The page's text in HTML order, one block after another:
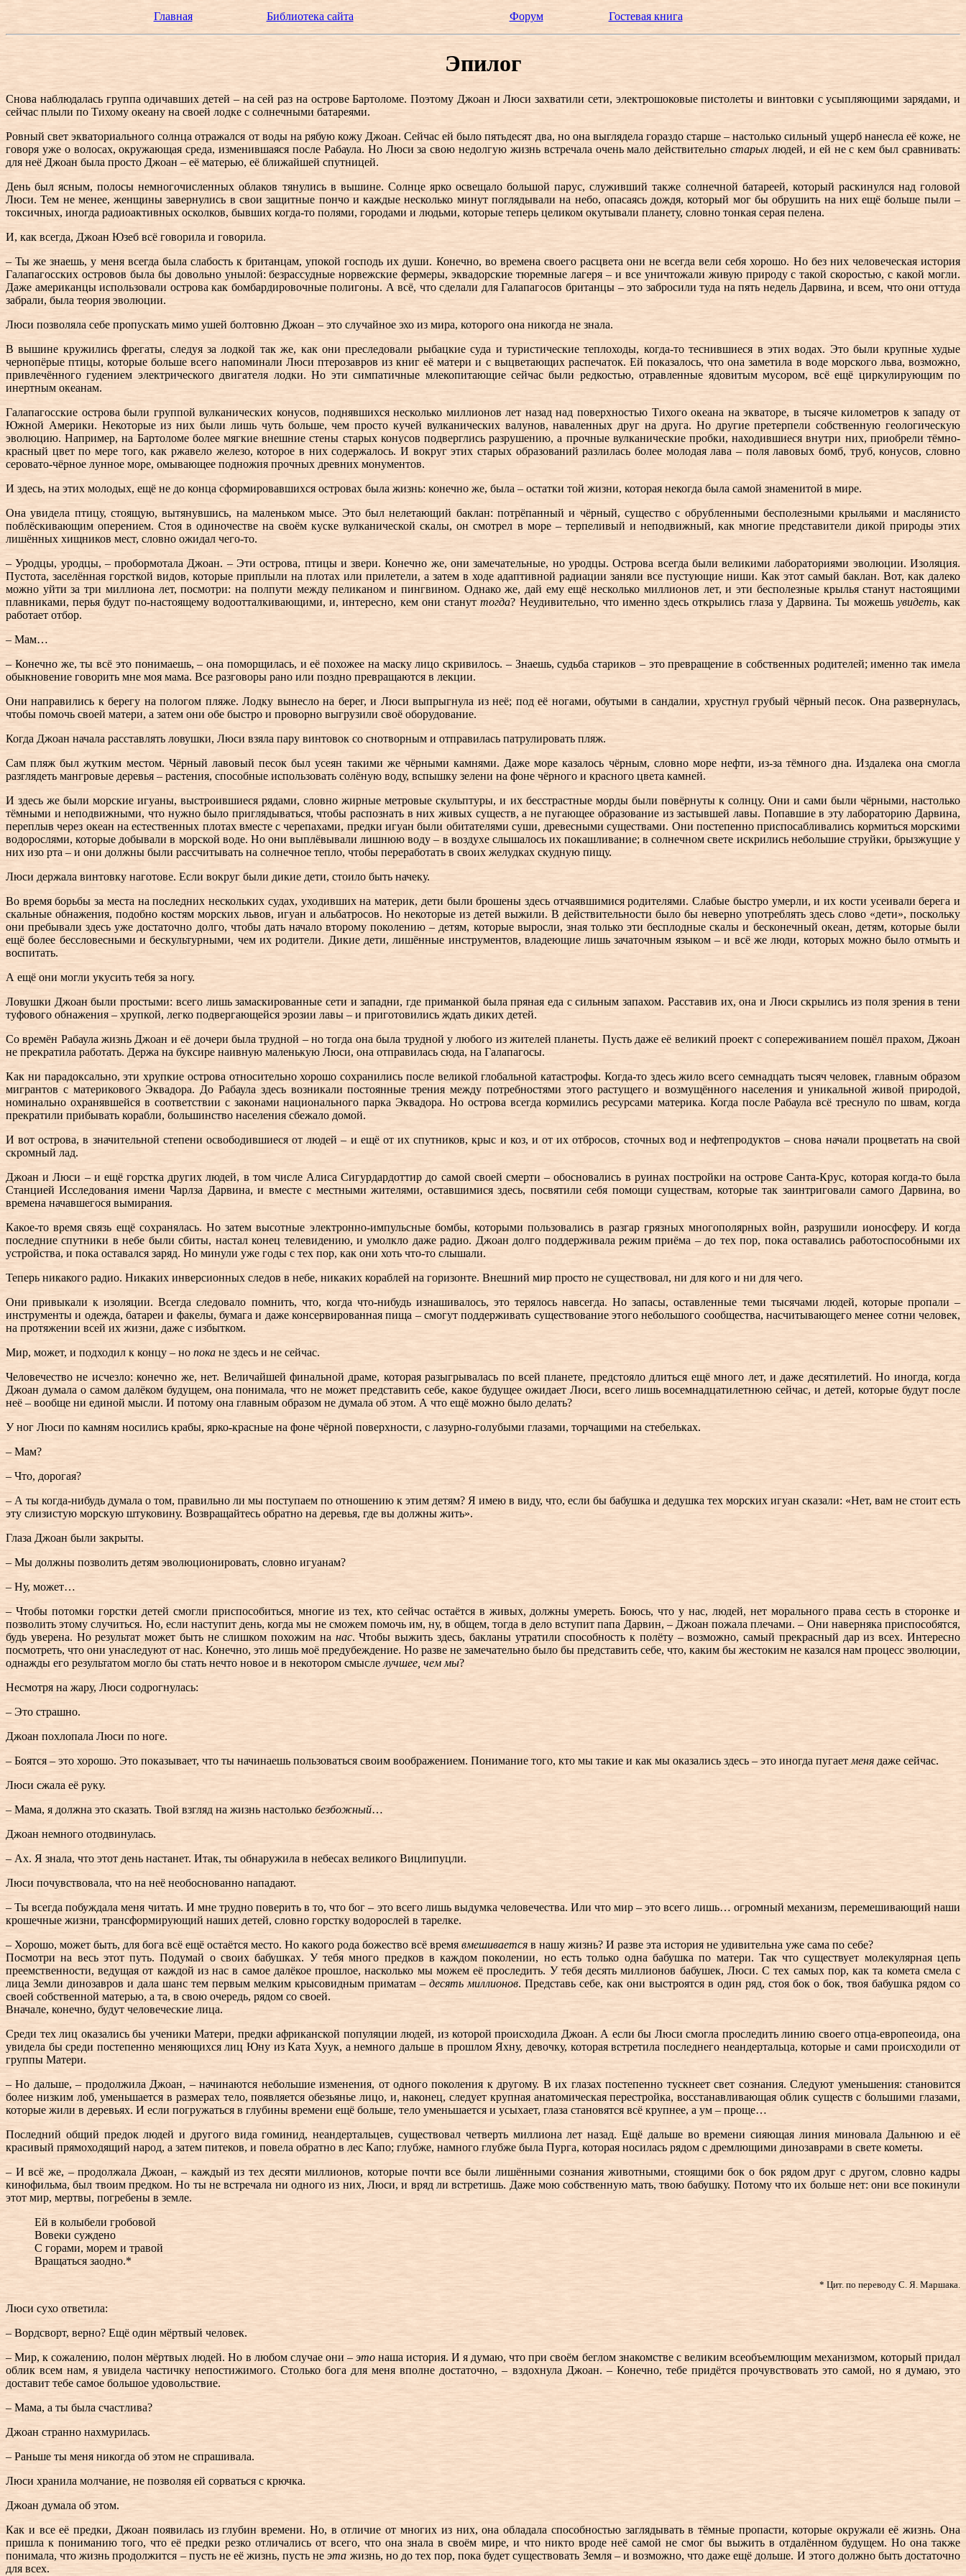
Главная Библиотека сайта Форум Гостевая книга
Эпилог
Снова наблюдалась группа одичавших детей – на сей раз на острове Бартоломе. Поэтому Джоан и Люси захватили сети, электрошоковые пистолеты и винтовки с усыпляющими зарядами, и
сейчас плыли по Тихому океану на своей лодке с солнечными батареями.
Ровный свет экваториального солнца отражался от воды на рябую кожу Джоан. Сейчас ей было пятьдесят два, но она выглядела гораздо старше – настолько сильный ущерб нанесла её коже, не
говоря уже о волосах, окружающая среда, изменившаяся после Рабаула. Но Люси за свою недолгую жизнь встречала очень мало действительностарых людей, и ей не с кем был сравнивать:
для неё Джоан была просто Джоан – её матерью, её ближайшей спутницей.
День был ясным, полосы немногочисленных облаков тянулись в вышине. Солнце ярко освещало большой парус, служивший также солнечной батареей, который раскинулся над головой
Люси. Тем не менее, женщины завернулись в свои защитные пончо и каждые несколько минут поглядывали на небо, опасаясь дождя, который мог бы обрушить на них ещё больше пыли –
токсичных, иногда радиоактивных осколков, бывших когда-то полями, городами и людьми, которые теперь целиком окутывали планету, словно тонкая серая пелена.
И, как всегда, Джоан Юзеб всё говорила и говорила.
– Ты же знаешь, у меня всегда была слабость к британцам, упокой господь их души. Конечно, во времена своего расцвета они не всегда вели себя хорошо. Но без них человеческая история
Галапагосских островов была бы довольно унылой: безрассудные норвежские фермеры, эквадорские тюремные лагеря – и все уничтожали живую природу с такой скоростью, с какой могли.
Даже американцы использовали острова как бомбардировочные полигоны. А всё, что сделали для Галапагосов британцы – это забросили туда на пять недель Дарвина, и всем, что они оттуда
забрали, была теория эволюции.
Люси позволяла себе пропускать мимо ушей болтовню Джоан – это случайное эхо из мира, которого она никогда не знала.
В вышине кружились фрегаты, следуя за лодкой так же, как они преследовали рыбацкие суда и туристические теплоходы, когда-то теснившиеся в этих водах. Это были крупные худые
чернопёрые птицы, которые больше всего напоминали Люси птерозавров из книг её матери и с выцветающих распечаток. Ей показалось, что она заметила в воде морского льва, возможно,
привлечённого гудением электрического двигателя лодки. Но эти симпатичные млекопитающие сейчас были редкостью, отравленные ядовитым мусором, всё ещё циркулирующим по
инертным океанам.
Галапагосские острова были группой вулканических конусов, поднявшихся несколько миллионов лет назад над поверхностью Тихого океана на экваторе, в тысяче километров к западу от
Южной Америки. Некоторые из них были лишь чуть больше, чем просто кучей вулканических валунов, наваленных друг на друга. Но другие претерпели собственную геологическую
эволюцию. Например, на Бартоломе более мягкие внешние стены старых конусов подверглись разрушению, а прочные вулканические пробки, находившиеся внутри них, приобрели тёмно-
красный цвет по мере того, как ржавело железо, которое в них содержалось. И вокруг этих старых образований разлилась более молодая лава – поля лавовых бомб, труб, конусов, словно
серовато-чёрное лунное море, омывающее подножия прочных древних монументов.
И здесь, на этих молодых, ещё не до конца сформировавшихся островах была жизнь: конечно же, была – остатки той жизни, которая некогда была самой знаменитой в мире.
Она увидела птицу, стоящую, вытянувшись, на маленьком мысе. Это был нелетающий баклан: потрёпанный и чёрный, существо с обрубленными бесполезными крыльями и маслянисто
поблёскивающим оперением. Стоя в одиночестве на своём куске вулканической скалы, он смотрел в море – терпеливый и неподвижный, как многие представители дикой природы этих
лишённых хищников мест, словно ожидал чего-то.
– Уродцы, уродцы, – пробормотала Джоан. – Эти острова, птицы и звери. Конечно же, они замечательные, но уродцы. Острова всегда были великими лабораториями эволюции. Изоляция.
Пустота, заселённая горсткой видов, которые приплыли на плотах или прилетели, а затем в ходе адаптивной радиации заняли все пустующие ниши. Как этот самый баклан. Вот, как далеко
можно уйти за три миллиона лет, посмотри: на полпути между пеликаном и пингвином. Однако же, дай ему ещё несколько миллионов лет, и эти бесполезные крылья станут настоящими
плавниками, перья будут по-настоящему водоотталкивающими, и, интересно, кем они стануттогда? Неудивительно, что именно здесь открылись глаза у Дарвина. Ты можешь увидеть, как
работает отбор.
– Мам…
– Конечно же, ты всё это понимаешь, – она поморщилась, и её похожее на маску лицо скривилось. – Знаешь, судьба стариков – это превращение в собственных родителей; именно так имела
обыкновение говорить мне моя мама. Все разговоры рано или поздно превращаются в лекции.
Они направились к берегу на пологом пляже. Лодку вынесло на берег, и Люси выпрыгнула из неё; под её ногами, обутыми в сандалии, хрустнул грубый чёрный песок. Она развернулась,
чтобы помочь своей матери, а затем они обе быстро и проворно выгрузили своё оборудование.
Когда Джоан начала расставлять ловушки, Люси взяла пару винтовок со снотворным и отправилась патрулировать пляж.
Сам пляж был жутким местом. Чёрный лавовый песок был усеян такими же чёрными камнями. Даже море казалось чёрным, словно море нефти, из-за тёмного дна. Издалека она смогла
разглядеть мангровые деревья – растения, способные использовать солёную воду, вспышку зелени на фоне чёрного и красного цвета камней.
И здесь же были морские игуаны, выстроившиеся рядами, словно жирные метровые скульптуры, и их бесстрастные морды были повёрнуты к солнцу. Они и сами были чёрными, настолько
тёмными и неподвижными, что нужно было приглядываться, чтобы распознать в них живых существ, а не пугающее образование из застывшей лавы. Попавшие в эту лабораторию Дарвина,
переплыв через океан на естественных плотах вместе с черепахами, предки игуан были обитателями суши, древесными существами. Они постепенно приспосабливались кормиться морскими
водорослями, которые добывали в морской воде. Но они выплёвывали лишнюю воду – в воздухе слышалось их покашливание; в солнечном свете искрились небольшие струйки, брызжущие у
них изо рта – и они должны были рассчитывать на солнечное тепло, чтобы переработать в своих желудках скудную пищу.
Люси держала винтовку наготове. Если вокруг были дикие дети, стоило быть начеку.
Во время борьбы за места на последних нескольких судах, уходивших на материк, дети были брошены здесь отчаявшимися родителями. Слабые быстро умерли, и их кости усеивали берега и
скальные обнажения, подобно костям морских львов, игуан и альбатросов. Но некоторые из детей выжили. В действительности было бы неверно употреблять здесь слово «дети», поскольку
они пребывали здесь уже достаточно долго, чтобы дать начало второму поколению – детям, которые выросли, зная только эти бесплодные скалы и бесконечный океан, детям, которые были
ещё более бессловесными и бескультурными, чем их родители. Дикие дети, лишённые инструментов, владеющие лишь зачаточным языком – и всё же люди, которых можно было отмыть и
воспитать.
А ещё они могли укусить тебя за ногу.
Ловушки Джоан были простыми: всего лишь замаскированные сети и западни, где приманкой была пряная еда с сильным запахом. Расставив их, она и Люси скрылись из поля зрения в тени
туфового обнажения – хрупкой, легко подвергающейся эрозии лавы – и приготовились ждать диких детей.
Со времён Рабаула жизнь Джоан и её дочери была трудной – но тогда она была трудной у любого из жителей планеты. Пусть даже её великий проект с сопереживанием пошёл прахом, Джоан
не прекратила работать. Держа на буксире наивную маленькую Люси, она отправилась сюда, на Галапагосы.
Как ни парадоксально, эти хрупкие острова относительно хорошо сохранились после великой глобальной катастрофы. Когда-то здесь жило всего семнадцать тысяч человек, главным образом
мигрантов с материкового Эквадора. До Рабаула здесь возникали постоянные трения между потребностями этого растущего и возмущённого населения и уникальной живой природой,
номинально охранявшейся в соответствии с законами национального парка Эквадора. Но острова всегда кормились ресурсами материка. Когда после Рабаула всё треснуло по швам, когда
прекратили прибывать корабли, большинство населения сбежало домой.
И вот острова, в значительной степени освободившиеся от людей – и ещё от их спутников, крыс и коз, и от их отбросов, сточных вод и нефтепродуктов – снова начали процветать на свой
скромный лад.
Джоан и Люси – и ещё горстка других людей, в том числе Алиса Сигурдардоттир до самой своей смерти – обосновались в руинах постройки на острове Санта-Крус, которая когда-то была
Станцией Исследования имени Чарлза Дарвина, и вместе с местными жителями, оставшимися здесь, посвятили себя помощи существам, которые так заинтриговали самого Дарвина, во
времена начавшегося вымирания.
Какое-то время связь ещё сохранялась. Но затем высотные электронно-импульсные бомбы, которыми пользовались в разгар грязных многополярных войн, разрушили ионосферу. И когда
последние спутники в небе были сбиты, настал конец телевидению, и умолкло даже радио. Джоан долго поддерживала режим приёма – до тех пор, пока оставались работоспособными их
устройства, и пока оставался заряд. Но минули уже годы с тех пор, как они хоть что-то слышали.
Теперь никакого радио. Никаких инверсионных следов в небе, никаких кораблей на горизонте. Внешний мир просто не существовал, ни для кого и ни для чего.
Они привыкали к изоляции. Всегда следовало помнить, что, когда что-нибудь изнашивалось, это терялось навсегда. Но запасы, оставленные теми тысячами людей, которые пропали –
инструменты и одежда, батареи и факелы, бумага и даже консервированная пища – смогут поддерживать существование этого небольшого сообщества, насчитывающего менее сотни человек,
на протяжении всей их жизни, даже с избытком.
Мир, может, и подходил к концу – но пока не здесь и не сейчас.
Человечество не исчезло: конечно же, нет. Величайшей финальной драме, которая разыгрывалась по всей планете, предстояло длиться ещё много лет, и даже десятилетий. Но иногда, когда
Джоан думала о самом далёком будущем, она понимала, что не может представить себе, какое будущее ожидает Люси, всего лишь восемнадцатилетнюю сейчас, и детей, которые будут после
неё – вообще ни единой мысли. И потому она главным образом не думала об этом. А что ещё можно было делать?
У ног Люси по камням носились крабы, ярко-красные на фоне чёрной поверхности, с лазурно-голубыми глазами, торчащими на стебельках.
– Мам?
– Что, дорогая?
– А ты когда-нибудь думала о том, правильно ли мы поступаем по отношению к этим детям? Я имею в виду, что, если бы бабушка и дедушка тех морских игуан сказали: «Нет, вам не стоит есть
эту слизистую морскую штуковину. Возвращайтесь обратно на деревья, где вы должны жить».
Глаза Джоан были закрыты.
– Мы должны позволить детям эволюционировать, словно игуанам?
– Ну, может…
– Чтобы потомки горстки детей смогли приспособиться, многие из тех, кто сейчас остаётся в живых, должны умереть. Боюсь, что у нас, людей, нет морального права сесть в сторонке и
позволить этому случиться. Но, если наступит день, когда мы не сможем помочь им, ну, в общем, тогда в дело вступит папа Дарвин, – Джоан пожала плечами. – Они наверняка приспособятся,
будь уверена. Но результат может быть не слишком похожим на нас. Чтобы выжить здесь, бакланы утратили способность к полёту – возможно, самый прекрасный дар из всех. Интересно
посмотреть, что они унаследуют от нас. Конечно, это лишь моё предубеждение. Но разве не замечательно было бы представить себе, что, каким бы жестоким не казался нам процесс эволюции,
однажды его результатом могло бы стать нечто новое и в некотором смысле лучшее, чем мы?
Несмотря на жару, Люси содрогнулась:
– Это страшно.
Джоан похлопала Люси по ноге.
– Боятся – это хорошо. Это показывает, что ты начинаешь пользоваться своим воображением. Понимание того, кто мы такие и как мы оказались здесь – это иногда пугает меня даже сейчас.
Люси сжала её руку.
– Мама, я должна это сказать. Твой взгляд на жизнь настолько безбожный…
Джоан немного отодвинулась.
– Ах. Я знала, что этот день настанет. Итак, ты обнаружила в небесах великого Вицлипуцли.
Люси почувствовала, что на неё необоснованно нападают.
– Ты всегда побуждала меня читать. И мне трудно поверить в то, что бог – это всего лишь выдумка человечества. Или что мир – это всего лишь… огромный механизм, перемешивающий наши
крошечные жизни, трансформирующий наших детей, словно горстку водорослей в тарелке.
– Хорошо, может быть, для бога всё ещё остаётся место. Но какого рода божество всё время вмешивается в нашу жизнь? И разве эта история не удивительна уже сама по себе?
Посмотри на весь этот путь. Подумай о своих бабушках. У тебя много предков в каждом поколении, но есть только одна бабушка по матери. Так что существует молекулярная цепь
преемственности, ведущая от каждой из нас в самое далёкое прошлое, насколько мы можем её проследить. У тебя десять миллионов бабушек, Люси. С тех самых пор, как та комета смела с
лица Земли динозавров и дала шанс тем первым мелким крысовидным приматам – десять миллионов. Представь себе, как они выстроятся в один ряд, стоя бок о бок, твоя бабушка рядом со
своей собственной матерью, а та, в свою очередь, рядом со своей.
Вначале, конечно, будут человеческие лица.
Среди тех лиц оказались бы ученики Матери, предки африканской популяции людей, из которой происходила Джоан. А если бы Люси смогла проследить линию своего отца-европеоида, она
увидела бы среди постепенно меняющихся лиц Юну из Ката Хуук, а немного дальше в прошлом Яхну, девочку, которая встретила последнего неандертальца, которые и сами происходили от
группы Матери.
– Но дальше, – продолжила Джоан, – начинаются небольшие изменения, от одного поколения к другому. В их глазах постепенно тускнеет свет сознания. Следуют уменьшения: становится
более низким лоб, уменьшается в размерах тело, появляется обезьянье лицо, и, наконец, следует крупная анатомическая перестройка, восстанавливающая облик существ с большими глазами,
которые жили в деревьях. И если погружаться в глубины времени ещё больше, тело уменьшается и усыхает, глаза становятся всё крупнее, а ум – проще…
Последний общий предок людей и другого вида гоминид, неандертальцев, существовал четверть миллиона лет назад. Ещё дальше во времени сияющая линия миновала Дальнюю и её
красивый прямоходящий народ, а затем питеков, и повела обратно в лес Капо; глубже, намного глубже была Пурга, которая носилась рядом с дремлющими динозаврами в свете кометы.
– И всё же, – продолжала Джоан, – каждый из тех десяти миллионов, которые почти все были лишёнными сознания животными, стоящими бок о бок рядом друг с другом, словно кадры
кинофильма, был твоим предком. Но ты не встречала ни одного из них, Люси, и вряд ли встретишь. Даже мою собственную мать, твою бабушку. Потому что их больше нет: они все покинули
этот мир, мертвы, погребены в земле.
Ей в колыбели гробовой
Вовеки суждено
С горами, морем и травой
Вращаться заодно.*
* Цит. по переводу С. Я. Маршака.
Люси сухо ответила:
– Вордсворт, верно? Ещё один мёртвый человек.
– Мир, к сожалению, полон мёртвых людей. Но в любом случае они – этонаша история. И я думаю, что при своём беглом знакомстве с великим всеобъемлющим механизмом, который придал
облик всем нам, я увидела частичку непостижимого. Столько бога для меня вполне достаточно, – вздохнула Джоан. – Конечно, тебе придётся прочувствовать это самой, но я думаю, это
доставит тебе самое большое удовольствие.
– Мама, а ты была счастлива?
Джоан странно нахмурилась.
– Раньше ты меня никогда об этом не спрашивала.
Люси хранила молчание, не позволяя ей сорваться с крючка.
Джоан думала об этом.
Как и все её предки, Джоан появилась из глубин времени. Но, в отличие от многих из них, она обладала способностью заглядывать в тёмные пропасти, которые окружали её жизнь. Она
пришла к пониманию того, что её предки резко отличались от всего, что она знала в своём мире, и что никто вроде неё самой не смог бы выжить в отдалённом будущем. Но она также
понимала, что жизнь продолжится – пусть не её жизнь, пусть неэта жизнь, но до тех пор, пока будет существовать Земля – и возможно, что даже ещё дольше. И этого должно быть достаточно
для всех.